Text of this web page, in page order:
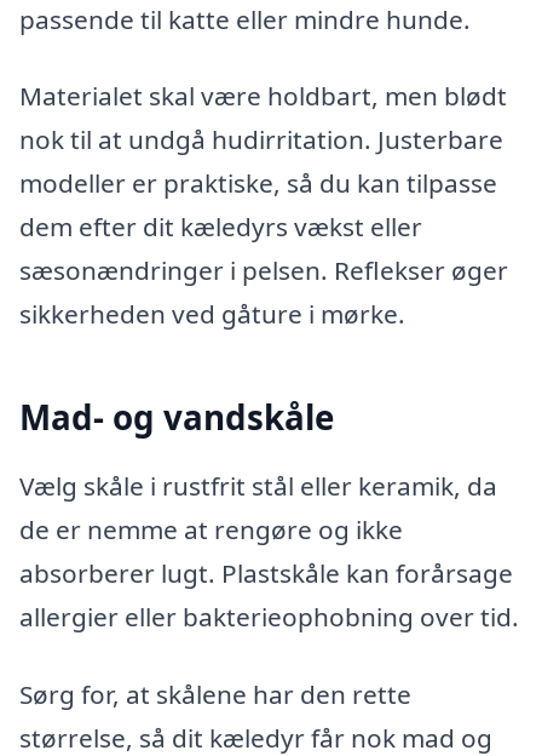
passende til katte eller mindre hunde.
Materialet skal være holdbart, men blødt
nok til at undgå hudirritation. Justerbare
modeller er praktiske, så du kan tilpasse
dem efter dit kæledyrs vækst eller
sæsonændringer i pelsen. Reflekser øger
sikkerheden ved gåture i mørke.
Mad- og vandskåle
Vælg skåle i rustfrit stål eller keramik, da
de er nemme at rengøre og ikke
absorberer lugt. Plastskåle kan forårsage
allergier eller bakterieophobning over tid.
Sørg for, at skålene har den rette
størrelse, så dit kæledyr får nok mad og